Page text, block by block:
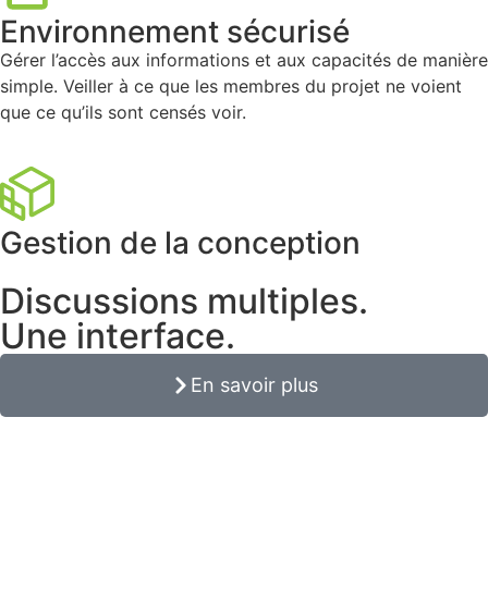
Environnement sécurisé
Gérer l’accès aux informations et aux capacités de manière
simple. Veiller à ce que les membres du projet ne voient
que ce qu’ils sont censés voir.
Gestion de la conception
Discussions multiples.
Une interface.
En savoir plus